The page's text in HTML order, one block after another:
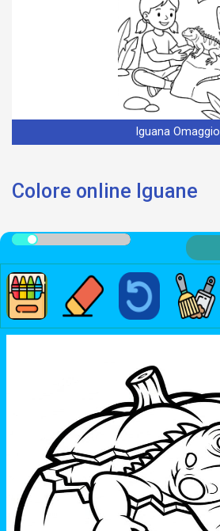
Iguana Omaggio
Colore online Iguane